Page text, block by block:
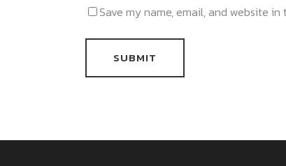
Save my name, email, and website